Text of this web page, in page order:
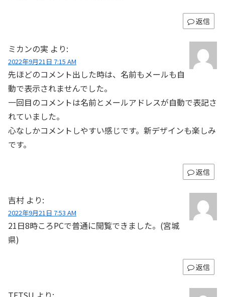
返信
ミカンの実 より:
2022年9月21日 7:15 AM
先ほどのコメント出した時は、名前もメールも自
動で表示されませんでした。
一回目のコメントは名前とメールアドレスが自動で表記さ
れていました。
心なしかコメントしやすい感じです。新デザインも楽しみ
です。
返信
吉村 より:
2022年9月21日 7:53 AM
21日8時ころPCで普通に閲覧できました。(宮城
県)
返信